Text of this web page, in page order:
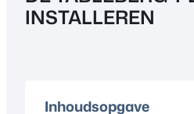
INSTALLEREN
Inhoudsopgave